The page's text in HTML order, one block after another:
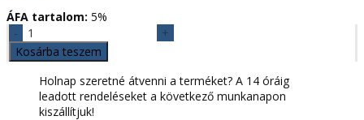
ÁFA tartalom: 5%
HIV
1,2
teszthez
Chase
Buffer
(reagens
Kosárba teszem
Holnap szeretné átvenni a terméket? A 14 óráig
leadott rendeléseket a következő munkanapon
kiszállítjuk!